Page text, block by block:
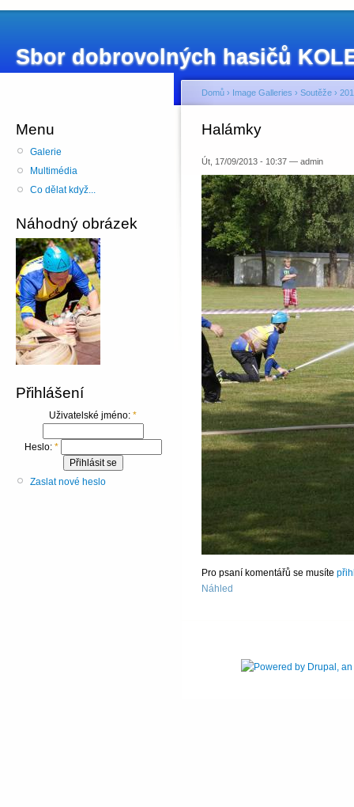
Sbor dobrovolných hasičů
Menu
Galerie
Multimédia
Co dělat když...
Náhodný obrázek
Přihlášení
Uživatelské jméno: *
Heslo: *
Zaslat nové heslo
Domů › Image Galleries › Soutěže ›
Halámky
Út, 17/09/2013 - 10:37 — admin
Pro psaní komentářů se musíte
Náhled